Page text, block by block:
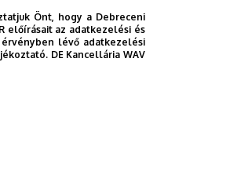
Önt, hogy a Debreceni
előírásait az adatkezelési és
lévő adatkezelési
DE Kancellária WAV